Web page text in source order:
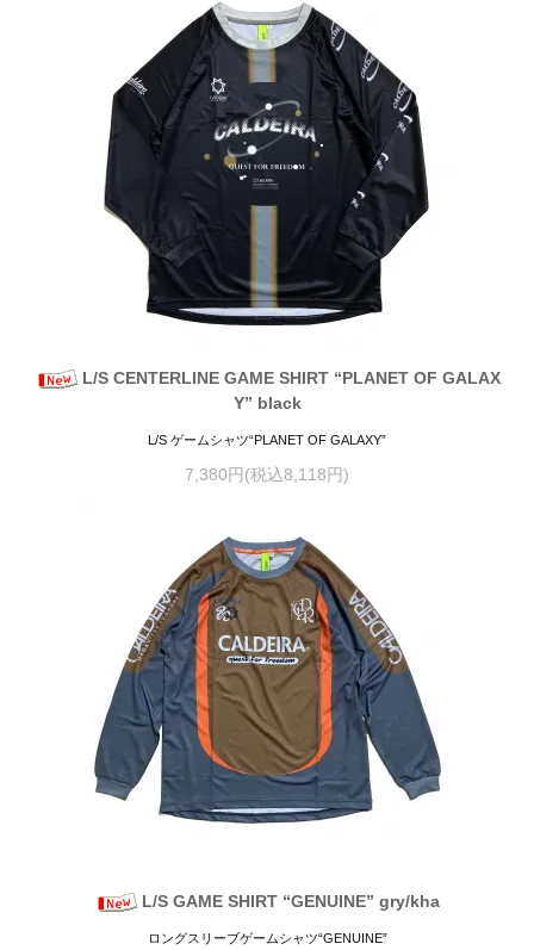
L/S CENTERLINE GAME SHIRT “PLANET OF GALAX
Y” black
L/S ゲームシャツ“PLANET OF GALAXY”
7,380円(税込8,118円)
L/S GAME SHIRT “GENUINE” gry/kha
ロングスリーブゲームシャツ“GENUINE”